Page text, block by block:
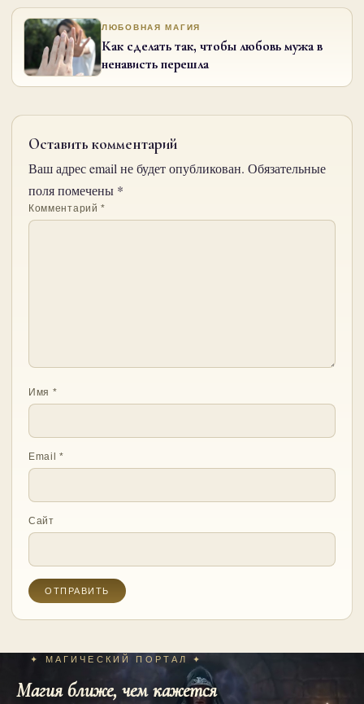
ЛЮБОВНАЯ МАГИЯ
Как сделать так, чтобы любовь мужа в
ненависть перешла
Оставить комментарий
Ваш адрес email не будет опубликован. Обязательные
поля помечены *
Комментарий*
Имя *
Email*
Сайт
✦ МАГИЧЕСКИЙ ПОРТАЛ ✦
Магия ближе, чем кажется